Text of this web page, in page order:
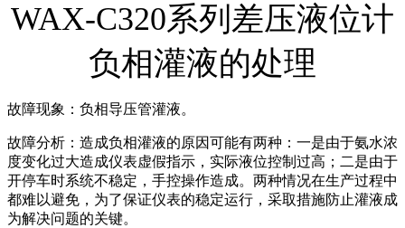
WAX-C320系列差压液位计
负相灌液的处理
故障现象：负相导压管灌液。
故障分析：造成负相灌液的原因可能有两种：一是由于氨水浓
度变化过大造成仪表虚假指示，实际液位控制过高；二是由于
开停车时系统不稳定，手控操作造成。两种情况在生产过程中
都难以避免，为了保证仪表的稳定运行，采取措施防止灌液成
为解决问题的关键。